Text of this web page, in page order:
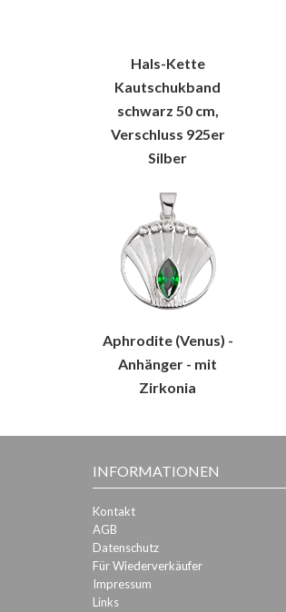
Hals-Kette
Kautschukband
schwarz 50 cm,
Verschluss 925er
Silber
Aphrodite (Venus) -
Anhänger - mit
Zirkonia
INFORMATIONEN
Kontakt
AGB
Datenschutz
Für Wiederverkäufer
Impressum
Links